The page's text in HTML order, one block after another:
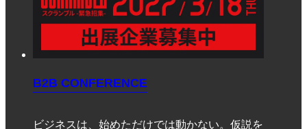
B2B CONFERENCE
ビジネスは、始めただけでは動かない。仮説を